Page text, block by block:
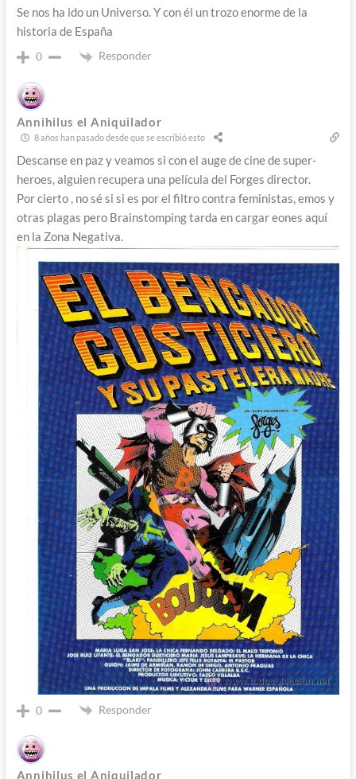
Se nos ha ido un Universo. Y con él un trozo enorme de la
historia de España
0 Responder
Annihilus el Aniquilador
8 años han pasado desde que se escribió esto
Descanse en paz y veamos si con el auge de cine de super-
heroes, alguien recupera una película del Forges director.
Por cierto , no sé si si es por el filtro contra feministas, emos y
otras plagas pero Brainstomping tarda en cargar eones aquí
en la Zona Negativa.
0 Responder
Annihilus el Aniquilador